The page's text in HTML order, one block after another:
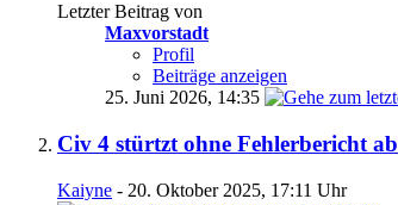
Letzter Beitrag von
Maxvorstadt
Profil
Beiträge anzeigen
25. Juni 2026, 14:35
Civ 4 stürtzt ohne Fehlerbericht ab
Kaiyne - 20. Oktober 2025, 17:11 Uhr